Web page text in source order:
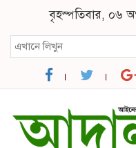
বৃহস্পতিবার, ০৬